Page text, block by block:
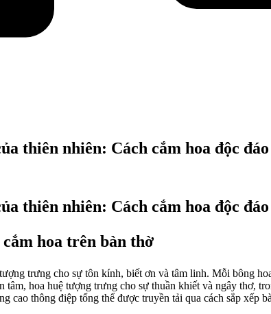
thiên nhiên: Cách cắm hoa độc
thiên nhiên: Cách cắm hoa độc
hoa trên bàn thờ
trưng cho sự tôn kính, biết ơn và tâm linh. Mỗi bông
tâm, hoa huệ tượng trưng cho sự thuần khiết và ngây thơ,
cao thông điệp tổng thể được truyền tải qua cách sắp xếp